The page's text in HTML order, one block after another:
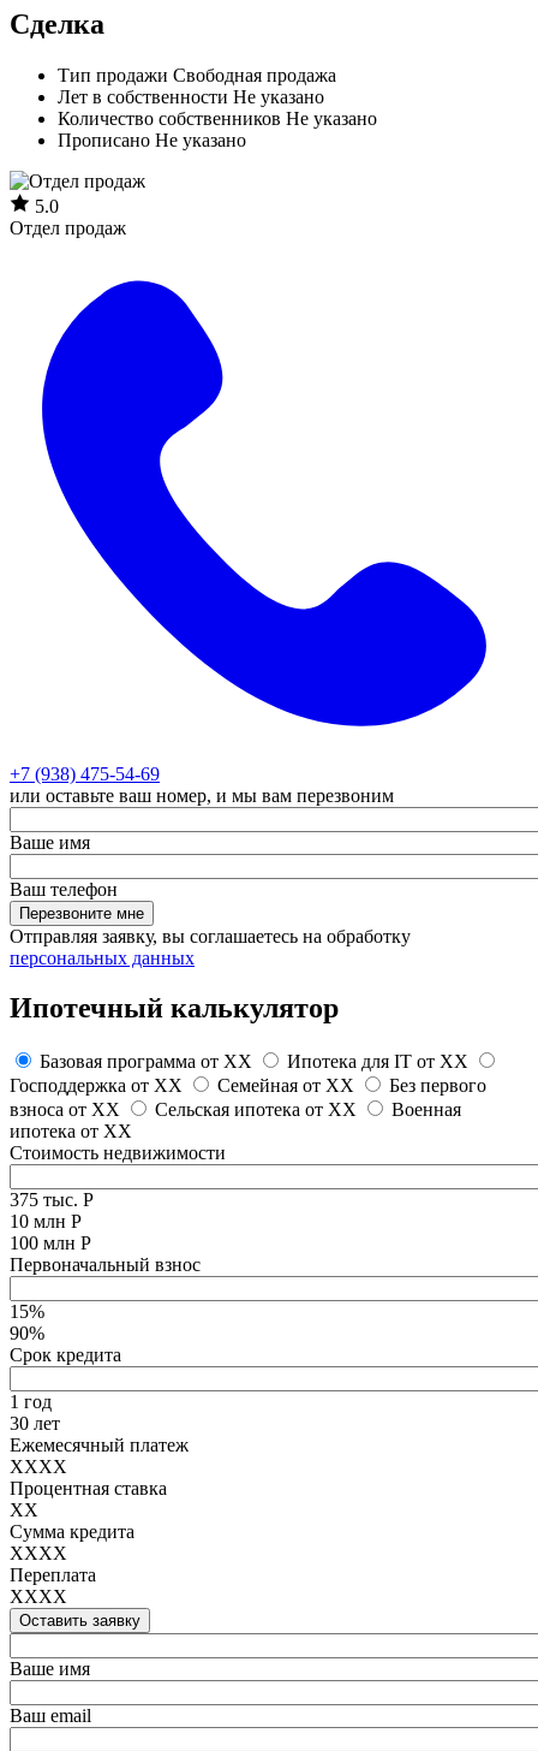
Сделка
Тип продажи Свободная продажа
Лет в собственности Не указано
Количество собственников Не указано
Прописано Не указано
5.0
Отдел продаж
+7 (938) 475-54-69
или оставьте ваш номер, и мы вам перезвоним
Ваше имя
Ваш телефон
Перезвоните мне
Отправляя заявку, вы соглашаетесь на обработку
персональных данных
Ипотечный калькулятор
Базовая программа от XX Ипотека для IT от XX
Господдержка от XX Семейная от XX
Без первого
взноса от XX Сельская ипотека от XX
Военная
ипотека от XX
Стоимость недвижимости
375 тыс. Р
10 млн Р
100 млн Р
Первоначальный взнос
15%
90%
Срок кредита
1 год
30 лет
Ежемесячный платеж
XXXX
Процентная ставка
XX
Сумма кредита
XXXX
Переплата
XXXX
Оставить заявку
Ваше имя
Ваш email